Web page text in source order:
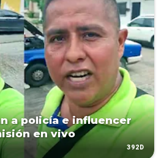
a policía e influencer
en vivo
392D